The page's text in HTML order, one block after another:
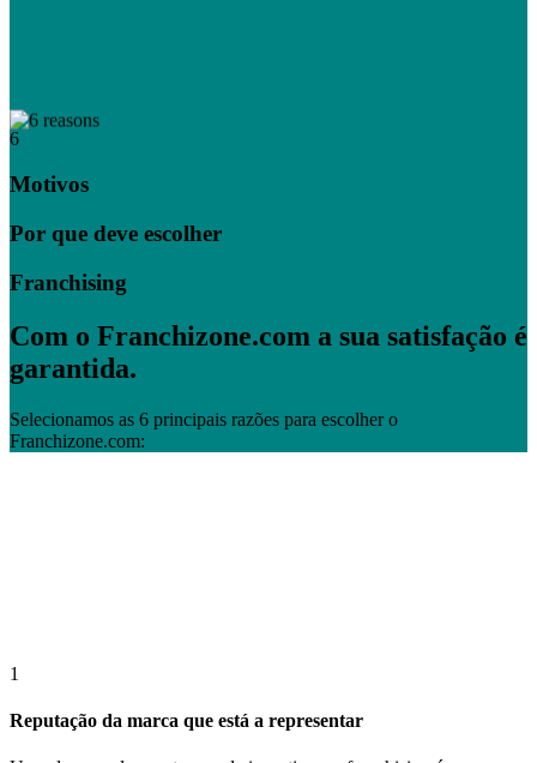
6
Motivos
Por que deve escolher
Franchising
Com o Franchizone.com a sua satisfação é
garantida.
Selecionamos as 6 principais razões para escolher o
Franchizone.com:
1
Reputação da marca que está a representar